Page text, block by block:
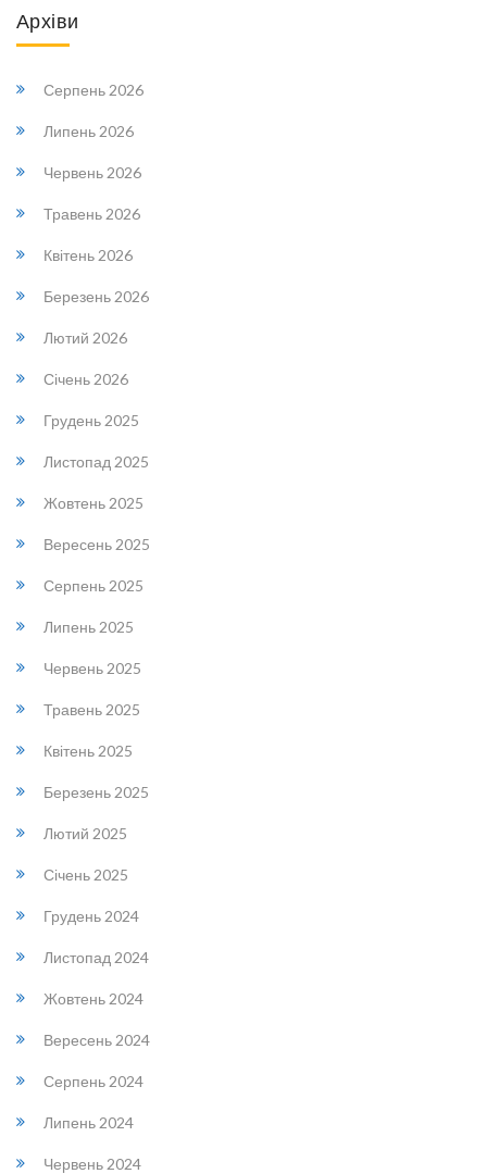
Архіви
Серпень 2026
Липень 2026
Червень 2026
Травень 2026
Квітень 2026
Березень 2026
Лютий 2026
Січень 2026
Грудень 2025
Листопад 2025
Жовтень 2025
Вересень 2025
Серпень 2025
Липень 2025
Червень 2025
Травень 2025
Квітень 2025
Березень 2025
Лютий 2025
Січень 2025
Грудень 2024
Листопад 2024
Жовтень 2024
Вересень 2024
Серпень 2024
Липень 2024
Червень 2024